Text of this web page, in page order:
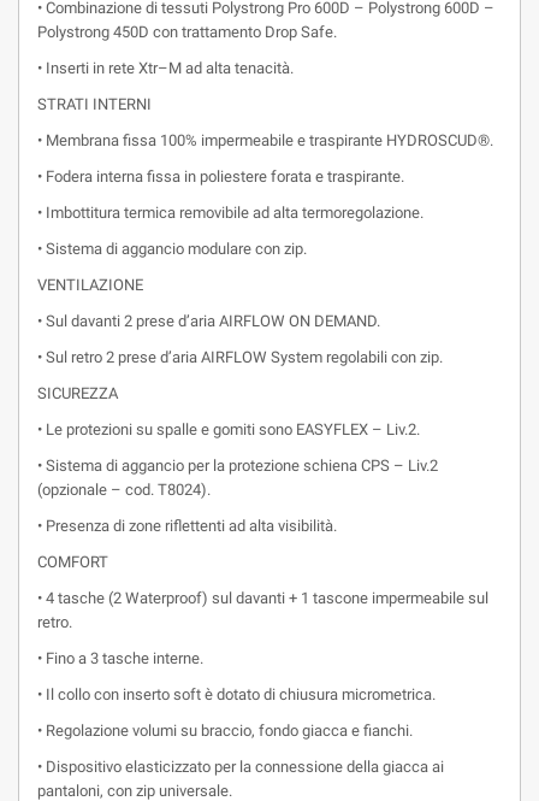
• Combinazione di tessuti Polystrong Pro 600D – Polystrong 600D –
Polystrong 450D con trattamento Drop Safe.
• Inserti in rete Xtr–M ad alta tenacità.
STRATI INTERNI
• Membrana fissa 100% impermeabile e traspirante HYDROSCUD®.
• Fodera interna fissa in poliestere forata e traspirante.
• Imbottitura termica removibile ad alta termoregolazione.
• Sistema di aggancio modulare con zip.
VENTILAZIONE
• Sul davanti 2 prese d’aria AIRFLOW ON DEMAND.
• Sul retro 2 prese d’aria AIRFLOW System regolabili con zip.
SICUREZZA
• Le protezioni su spalle e gomiti sono EASYFLEX – Liv.2.
• Sistema di aggancio per la protezione schiena CPS – Liv.2
(opzionale – cod. T8024).
• Presenza di zone riflettenti ad alta visibilità.
COMFORT
• 4 tasche (2 Waterproof) sul davanti + 1 tascone impermeabile sul
retro.
• Fino a 3 tasche interne.
• Il collo con inserto soft è dotato di chiusura micrometrica.
• Regolazione volumi su braccio, fondo giacca e fianchi.
• Dispositivo elasticizzato per la connessione della giacca ai
pantaloni, con zip universale.